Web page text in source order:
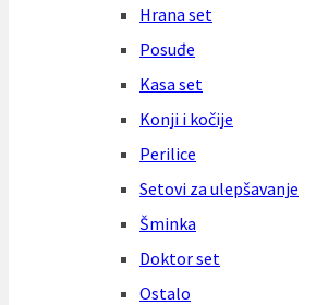
Hrana set
Posuđe
Kasa set
Konji i kočije
Perilice
Setovi za ulepšavanje
Šminka
Doktor set
Ostalo